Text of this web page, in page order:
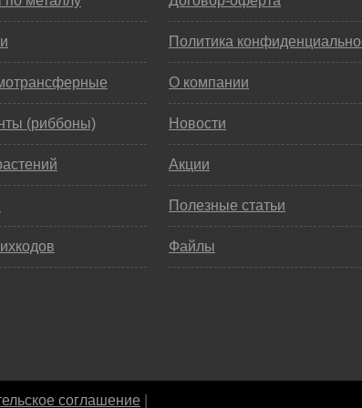
(риббоны)
Политика
О компании
Новости
Акции
Полезные статьи
Файлы
соглашение